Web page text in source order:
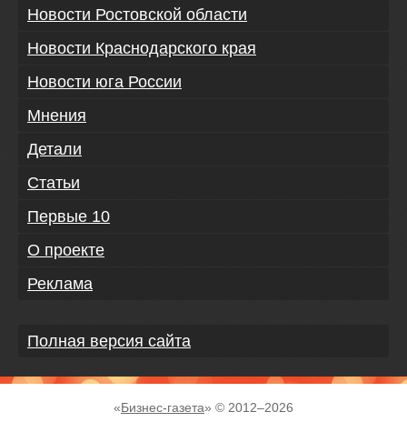
Новости Ростовской области
Новости Краснодарского края
Новости юга России
Мнения
Детали
Статьи
Первые 10
О проекте
Реклама
Полная версия сайта
«Бизнес-газета» © 2012–2026